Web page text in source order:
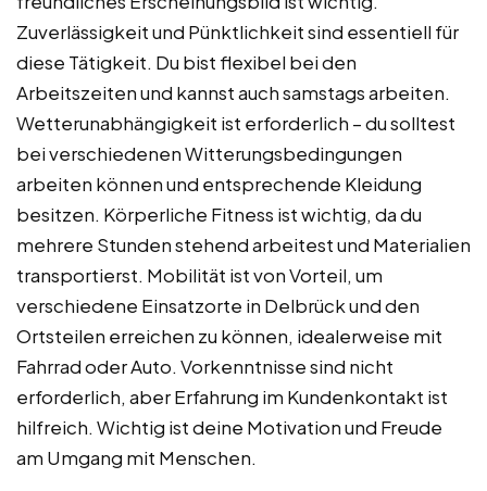
Zuverlässigkeit und Pünktlichkeit sind essentiell für
diese Tätigkeit. Du bist flexibel bei den
Arbeitszeiten und kannst auch samstags arbeiten.
Wetterunabhängigkeit ist erforderlich – du solltest
bei verschiedenen Witterungsbedingungen
arbeiten können und entsprechende Kleidung
besitzen. Körperliche Fitness ist wichtig, da du
mehrere Stunden stehend arbeitest und Materialien
transportierst. Mobilität ist von Vorteil, um
verschiedene Einsatzorte in Delbrück und den
Ortsteilen erreichen zu können, idealerweise mit
Fahrrad oder Auto. Vorkenntnisse sind nicht
erforderlich, aber Erfahrung im Kundenkontakt ist
hilfreich. Wichtig ist deine Motivation und Freude
am Umgang mit Menschen.